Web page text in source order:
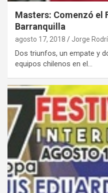
Masters: Comenzó el
Barranquilla
agosto 17, 2018 Jorge
Dos triunfos, un empate y
equipos chilenos en el…